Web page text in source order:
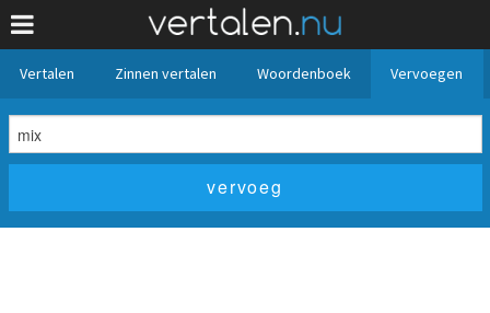
Vertalen Zinnen vertalen Woordenboek Vervoegen